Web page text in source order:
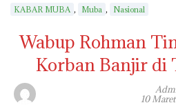
KABAR MUBA , Muba , Nasional
Wabup Rohman
Korban Banjir di
10